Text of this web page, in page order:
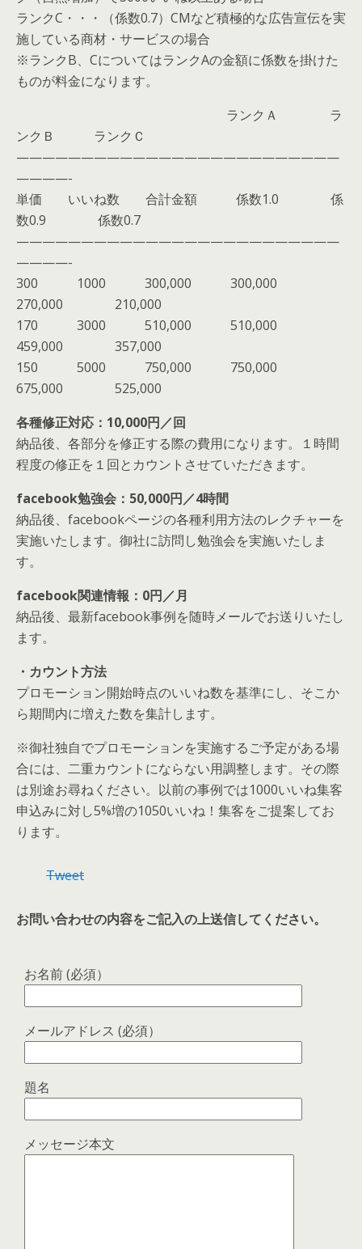
ランクC・・・（係数0.7）CMなど積極的な広告宣伝を実
施している商材・サービスの場合
※ランクB、CについてはランクAの金額に係数を掛けた
ものが料金になります。
ランクＡ ラ
ンクＢ ランクＣ
—————————————————————————
————-
単価 いいね数 合計金額 係数1.0 係
数0.9 係数0.7
—————————————————————————
————-
300 1000 300,000 300,000
270,000 210,000
170 3000 510,000 510,000
459,000 357,000
150 5000 750,000 750,000
675,000 525,000
各種修正対応：10,000円／回
納品後、各部分を修正する際の費用になります。１時間
程度の修正を１回とカウントさせていただきます。
facebook勉強会：50,000円／4時間
納品後、facebookページの各種利用方法のレクチャーを
実施いたします。御社に訪問し勉強会を実施いたしま
す。
facebook関連情報：0円／月
納品後、最新facebook事例を随時メールでお送りいたし
ます。
・カウント方法
プロモーション開始時点のいいね数を基準にし、そこか
ら期間内に増えた数を集計します。
※御社独自でプロモーションを実施するご予定がある場
合には、二重カウントにならない用調整します。その際
は別途お尋ねください。以前の事例では1000いいね集客
申込みに対し5%増の1050いいね！集客をご提案してお
ります。
Tweet
お問い合わせの内容をご記入の上送信してください。
お名前 (必須）
メールアドレス (必須）
題名
メッセージ本文